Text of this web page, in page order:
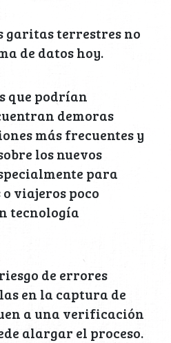
garitas terrestres no
de datos hoy.
que podrían
demoras
más frecuentes y
los nuevos
para
viajeros poco
tecnología
de errores
en la captura de
a una verificación
alargar el proceso.